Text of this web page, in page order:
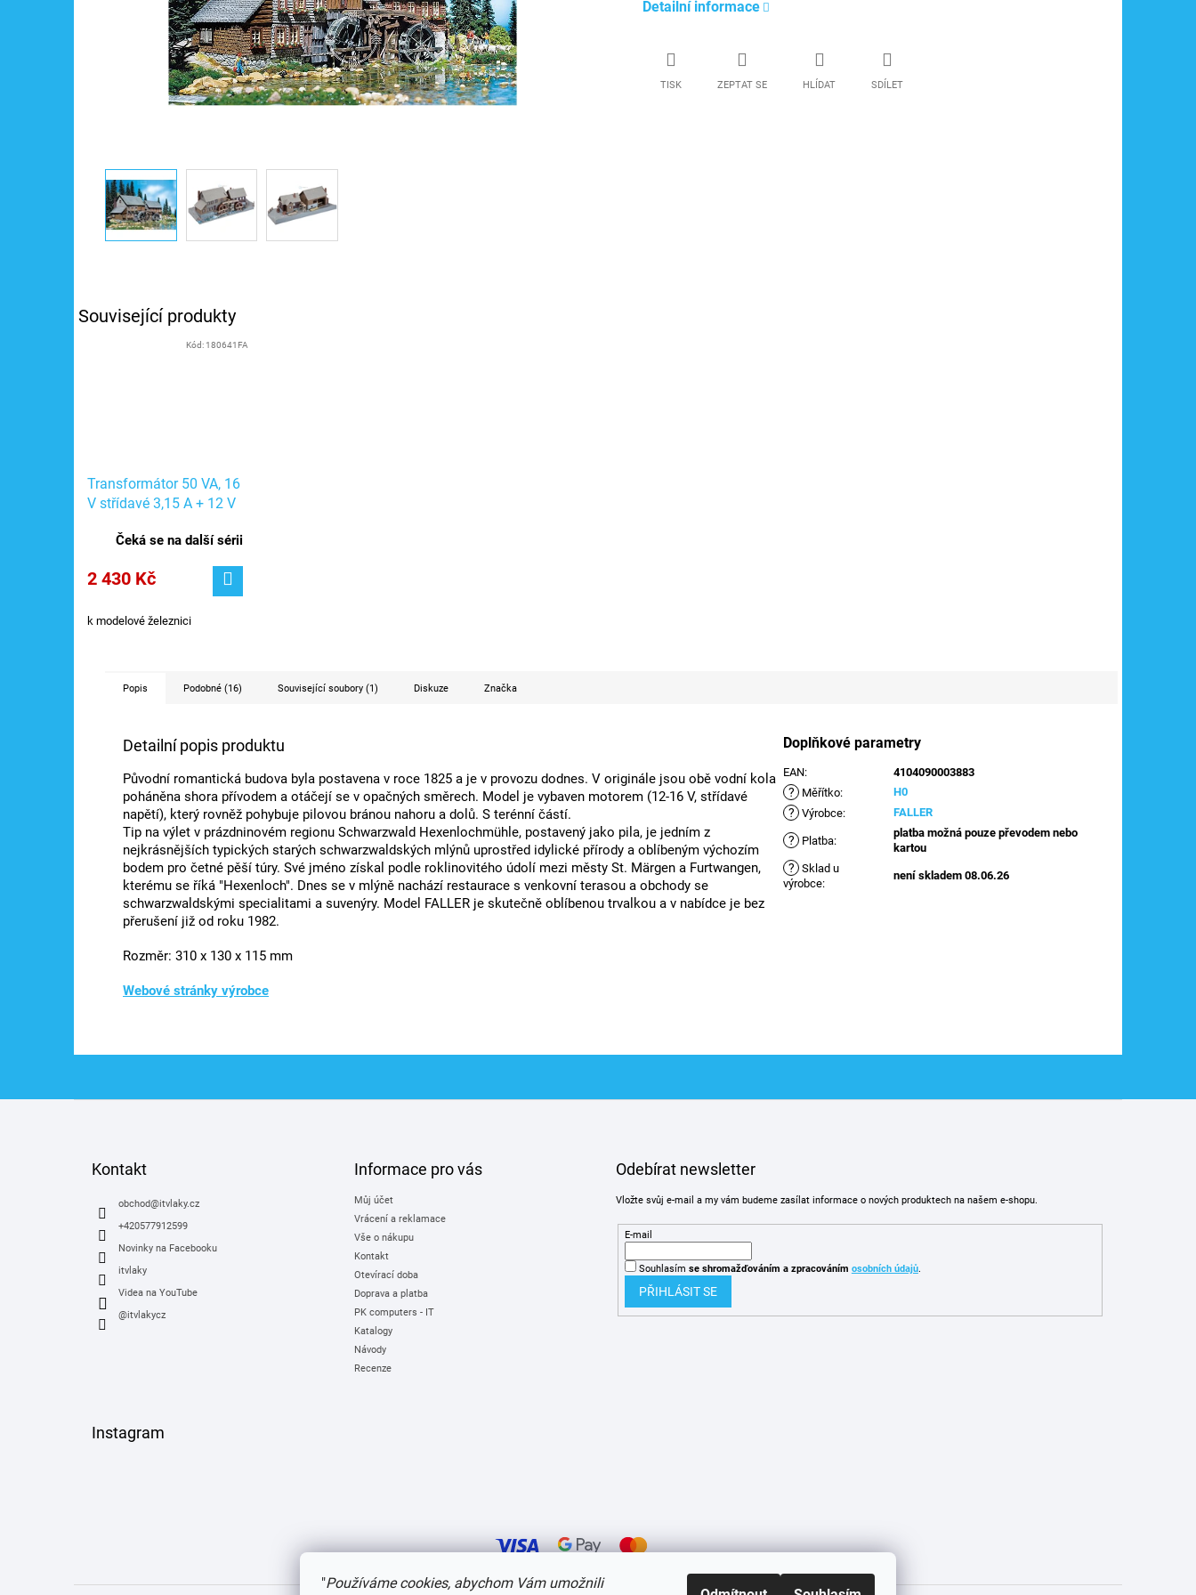
"Používáme cookies, abychom Vám umožnili
Detailní informace
TISK ZEPTAT SE HLÍDAT SDÍLET
Související produkty
Transformátor 50 VA, 16
V střídavé 3,15 A + 12 V
Faller 180641
Čeká se na další sérii
2 430 Kč
k modelové železnici
Kód: 180641FA
Popis Podobné (16) Související soubory (1) Diskuze Značka
Detailní popis produktu
Původní romantická budova byla postavena v roce 1825 a je v provozu dodnes. V originále jsou obě vodní kola
poháněna shora přívodem a otáčejí se v opačných směrech. Model je vybaven motorem (12-16 V, střídavé
napětí), který rovněž pohybuje pilovou bránou nahoru a dolů. S terénní částí.
Tip na výlet v prázdninovém regionu Schwarzwald Hexenlochmühle, postavený jako pila, je jedním z
nejkrásnějších typických starých schwarzwaldských mlýnů uprostřed idylické přírody a oblíbeným výchozím
bodem pro četné pěší túry. Své jméno získal podle roklinovitého údolí mezi městy St. Märgen a Furtwangen,
kterému se říká "Hexenloch". Dnes se v mlýně nachází restaurace s venkovní terasou a obchody se
schwarzwaldskými specialitami a suvenýry. Model FALLER je skutečně oblíbenou trvalkou a v nabídce je bez
přerušení již od roku 1982.
Rozměr: 310 x 130 x 115 mm
Webové stránky výrobce
Doplňkové parametry
EAN: 4104090003883
? Měřítko: H0
? Výrobce: FALLER
? Platba:
platba možná pouze převodem nebo
kartou
? Sklad u
výrobce:
není skladem 08.06.26
Kontakt
obchod@itvlaky.cz
+420577912599
Novinky na Facebooku
itvlaky
Videa na YouTube
@itvlakycz
Informace pro vás
Můj účet
Vrácení a reklamace
Vše o nákupu
Kontakt
Otevírací doba
Doprava a platba
PK computers - IT
Katalogy
Návody
Recenze
Odebírat newsletter
Vložte svůj e-mail a my vám budeme zasílat informace o nových produktech na našem e-shopu.
E-mail
Souhlasím se shromažďováním a zpracováním osobních údajů.
PŘIHLÁSIT SE
Instagram